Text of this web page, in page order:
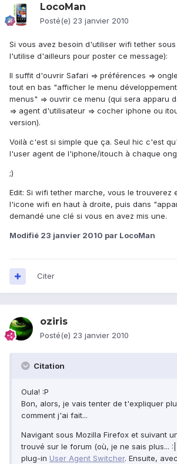
LocoMan
Posté(e) 23 janvier 2010
Si vous avez besoin d'utiliser wifi tether
l'utilise d'ailleurs pour poster ce message):
Il suffit d'ouvrir Safari => préférences =>
tout en bas "afficher le menu
menus" => ouvrir ce menu (qui sera apparu
=> agent d'utilisateur => cocher iphone ou
version).
Voilà c'est si simple que ça. Seul hic c'est
l'user agent de l'iphone/itouch à chaque
;)
Edit: Si wifi tether marche, vous le trouverez
l'icone wifi en haut à droite, puis dans
demandé une clé si vous en avez mis une.
Modifié 23 janvier 2010 par LocoMan
Citer
oziris
Posté(e) 23 janvier 2010
Citation
Oula! :P
Bon, alors, je vais tenter de t'expliquer
comment j'ai fait...
Navigant sous Mozilla Firefox et suivant
trouvé sur le forum (où, je ne sais plus...
plug-in User Agent Switcher. Ensuite,